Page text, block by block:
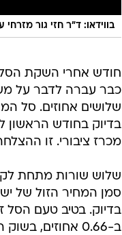
בווידאו: ד"ר חזי גור
חודש אחרי השקת
כבר עברה לדבר על
בדיוק בחודש הראשון
מכרז ציבורי. זו
שלוש שורות מתחת